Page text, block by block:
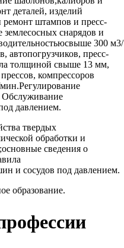
деталей, изделий
ремонт штампов и пресс-
снарядов и
300 м3/
автопогрузчиков, пресс-
толщиной свыше 13 мм,
компрессоров
Обслуживание
давлением.
твердых
обработки и
сведения о
и сосудов под давлением.
образование.